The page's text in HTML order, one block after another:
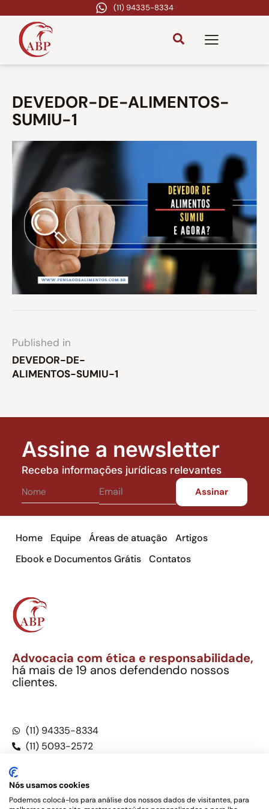
(11) 94335-8334
DEVEDOR-DE-ALIMENTOS-
SUMIU-1
Published in
DEVEDOR-DE-
ALIMENTOS-SUMIU-1
Assine a newsletter
Receba informações jurídicas relevantes
Home Equipe Áreas de atuação
Artigos
Ebook e Documentos Grátis
Contatos
Advocacia com ética e responsabilidade,
há mais de 19 anos defendendo nossos
clientes.
(11) 94335-8334
(11) 5093-2572
Nós usamos cookies
Podemos colocá-los para análise dos nossos dados de visitantes, para